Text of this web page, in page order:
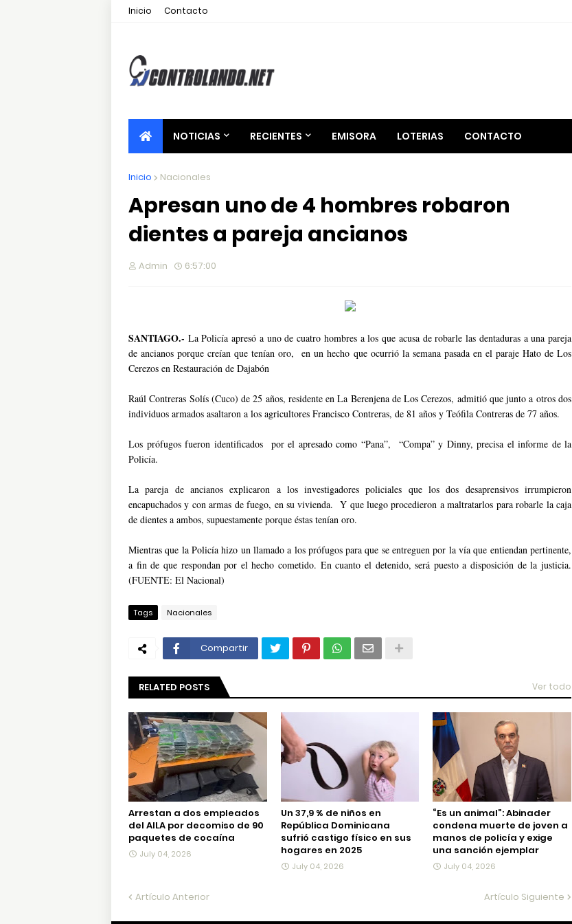
Inicio Contacto
NOTICIAS RECIENTES EMISORA LOTERIAS CONTACTO
Inicio Nacionales
Apresan uno de 4 hombres robaron
dientes a pareja ancianos
Admin 6:57:00
SANTIAGO.- La Policía apresó a uno de cuatro hombres a los que acusa de robarle las dentaduras a una pareja
de ancianos porque creían que tenían oro, en un hecho que ocurrió la semana pasada en el paraje Hato de Los
Cerezos en Restauración de Dajabón
Raúl Contreras Solís (Cuco) de 25 años, residente en La Berenjena de Los Cerezos, admitió que junto a otros dos
individuos armados asaltaron a los agricultores Francisco Contreras, de 81 años y Teófila Contreras de 77 años.
Los prófugos fueron identificados por el apresado como “Pana”, “Compa” y Dinny, precisa el informe de la
Policía.
La pareja de ancianos explicaron a los investigadores policiales que los dos desaprensivos irrumpieron
encapuchados y con armas de fuego, en su vivienda. Y que luego procedieron a maltratarlos para robarle la caja
de dientes a ambos, supuestamente porque éstas tenían oro.
Mientras que la Policía hizo un llamado a los prófugos para que se entreguen por la vía que entiendan pertinente,
a fin de que respondan por el hecho cometido. En cuanto el detenido, será puesto a disposición de la justicia.
(FUENTE: El Nacional)
Tags Nacionales
Compartir
RELATED POSTS Ver todo
Arrestan a dos empleados
del AILA por decomiso de 90
paquetes de cocaína
July 04, 2026
Un 37,9 % de niños en
República Dominicana
sufrió castigo físico en sus
hogares en 2025
July 04, 2026
“Es un animal”: Abinader
condena muerte de joven a
manos de policía y exige
una sanción ejemplar
July 04, 2026
Artículo Anterior Artículo Siguiente